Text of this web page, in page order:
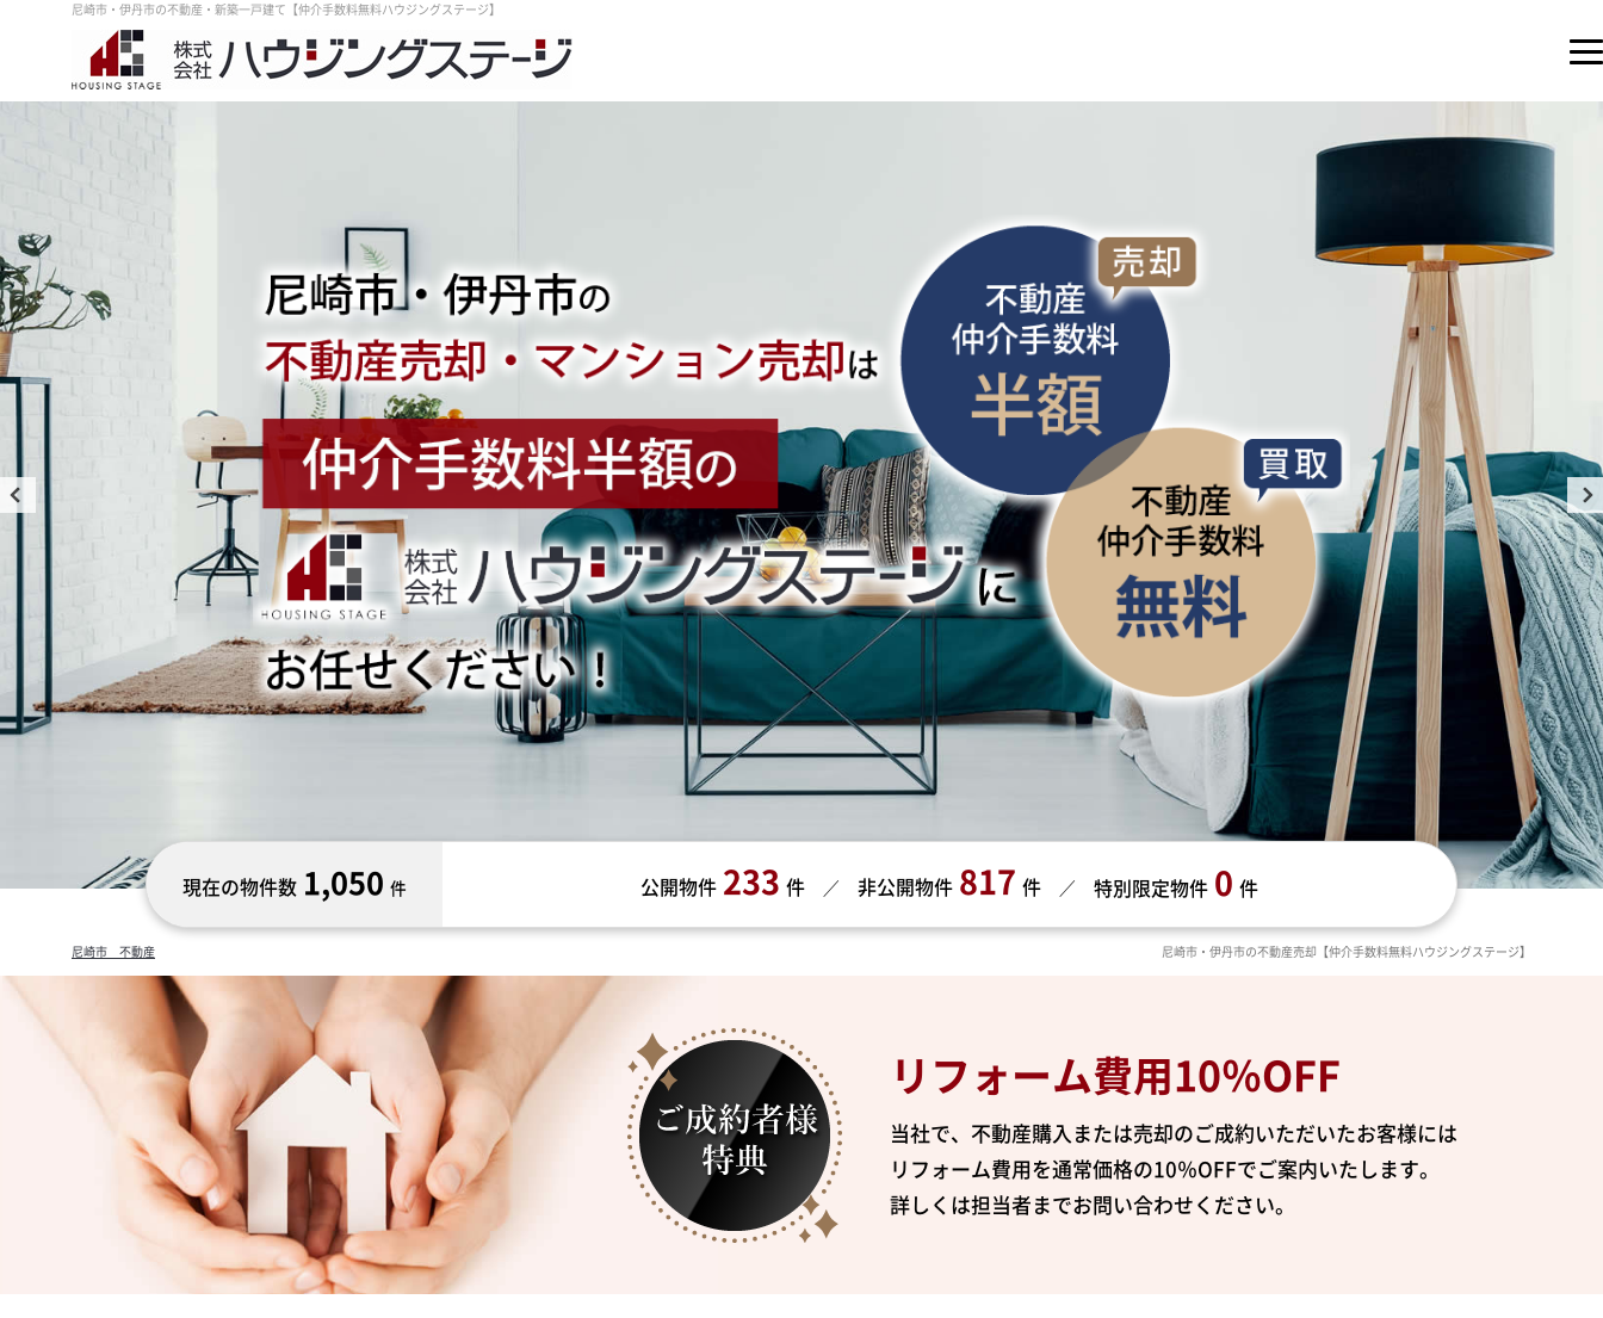
尼崎市・伊丹市の不動産・新築一戸建て【仲介手数料無料ハウジングステージ】
1 2 3 4
現在の物件数 1,050 件 公開物件 233 件 非公開物件 817 件 特別限定物件 0 件
尼崎市 不動産 尼崎市・伊丹市の不動産売却【仲介手数料無料ハウジングステージ】
リフォーム費用10％OFF
当社で、不動産購入または売却のご成約いただいたお客様には
リフォーム費用を通常価格の10％OFFでご案内いたします。
詳しくは担当者までお問い合わせください。